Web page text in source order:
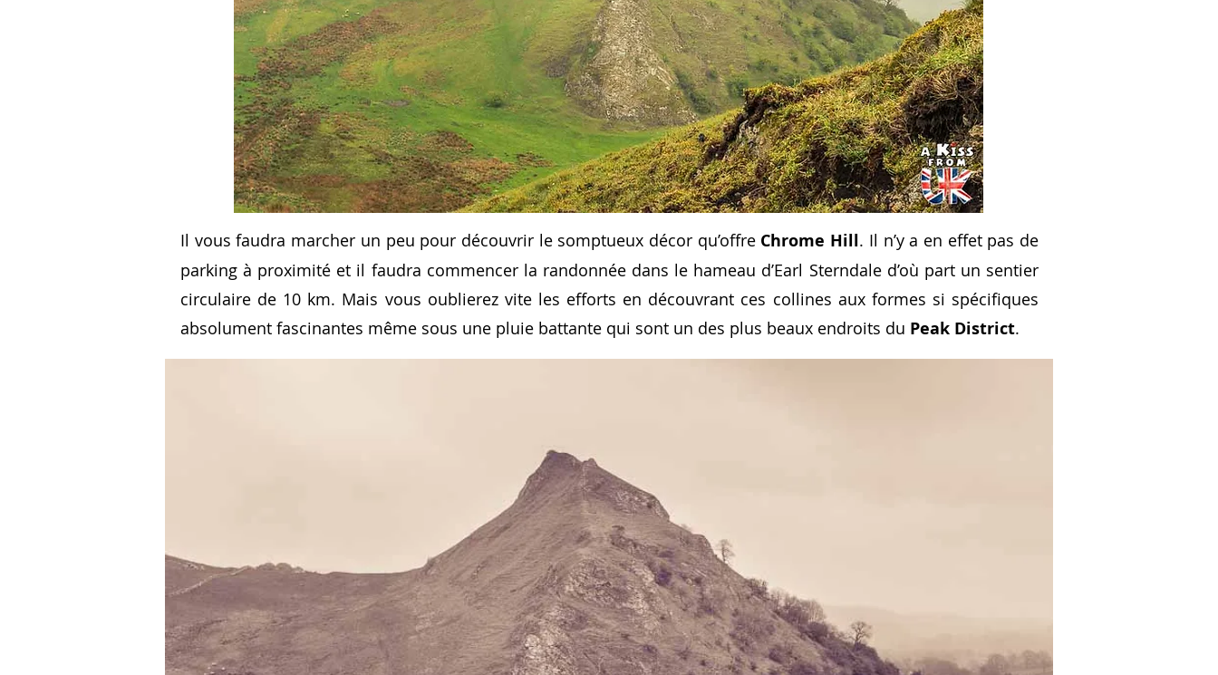
Il vous faudra marcher un peu pour découvrir le somptueux décor qu’offre Chrome Hill. Il n’y a en effet pas de
parking à proximité et il faudra commencer la randonnée dans le hameau d’Earl Sterndale d’où part un sentier
circulaire de 10 km. Mais vous oublierez vite les efforts en découvrant ces collines aux formes si spécifiques
absolument fascinantes même sous une pluie battante qui sont un des plus beaux endroits du Peak District.